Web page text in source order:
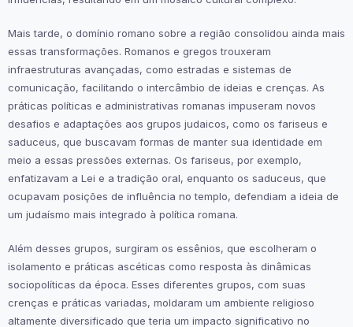
Mais tarde, o domínio romano sobre a região consolidou ainda mais
essas transformações. Romanos e gregos trouxeram
infraestruturas avançadas, como estradas e sistemas de
comunicação, facilitando o intercâmbio de ideias e crenças. As
práticas políticas e administrativas romanas impuseram novos
desafios e adaptações aos grupos judaicos, como os fariseus e
saduceus, que buscavam formas de manter sua identidade em
meio a essas pressões externas. Os fariseus, por exemplo,
enfatizavam a Lei e a tradição oral, enquanto os saduceus, que
ocupavam posições de influência no templo, defendiam a ideia de
um judaísmo mais integrado à política romana.
Além desses grupos, surgiram os essênios, que escolheram o
isolamento e práticas ascéticas como resposta às dinâmicas
sociopolíticas da época. Esses diferentes grupos, com suas
crenças e práticas variadas, moldaram um ambiente religioso
altamente diversificado que teria um impacto significativo no